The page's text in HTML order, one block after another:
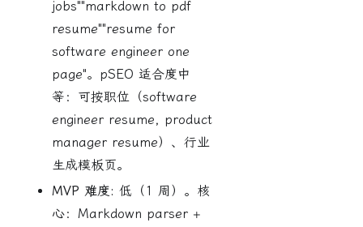
jobs""markdown to pdf
resume""resume for
software engineer one
page"。pSEO 适合度中
等：可按职位（software
engineer resume, product
manager resume）、行业
生成模板页。
MVP 难度: 低（1 周）。核
心：Markdown parser +